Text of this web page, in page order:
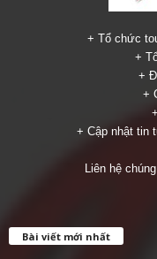
+ Tổ chức
+
+
+
+ Cập nhật tin
Liên hệ
Bài viết mới nhất